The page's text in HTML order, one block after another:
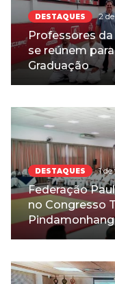
DESTAQUES 2
Professores
se reúnem
Graduação
DESTAQUES 1
Federação
no Congresso